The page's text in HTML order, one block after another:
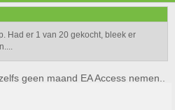
Had er 1 van 20 gekocht, bleek er
geen maand EA Access nemen..